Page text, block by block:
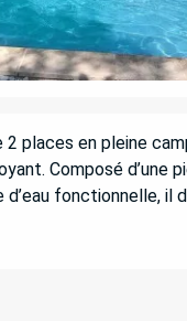
2 places en pleine
Composé d’une
fonctionnelle, il